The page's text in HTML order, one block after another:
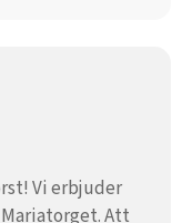
Vi erbjuder
Att